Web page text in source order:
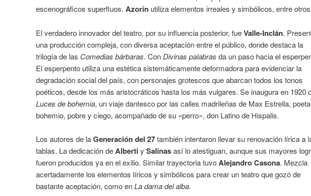
escenográficos superfluos. Azorínutiliza elementos irreales y simbólicos, entre
El verdadero innovador del teatro, por su influencia posterior, fueValle-Inclán.
una producción compleja, con diversa aceptación entre el público, donde destaca la
trilogía de las Comedias bárbaras. Con Divinas palabras da un paso hacia el
El esperpento utiliza una estética sistemáticamente deformadora para evidenciar la
degradación social del país, con personajes grotescos que abarcan todos los tonos
poéticos, desde los más aristocráticos hasta los más vulgares. Se inaugura en 1920
Luces de bohemia, un viaje dantesco por las calles madrileñas de Max Estrella, poeta
bohemio, pobre y ciego, acompañado de su «perro», don Latino de Hispalis.
Los autores de laGeneración del 27también intentaron llevar su renovación lírica a
tablas. La dedicación deAlbertiy Salinasasí lo atestiguan, aunque sus mayores
fueron producidos ya en el exilio. Similar trayectoria tuvoAlejandro Casona. Mezcla
acertadamente los elementos líricos y simbólicos para crear un teatro que gozó de
bastante aceptación, como enLa dama del alba.